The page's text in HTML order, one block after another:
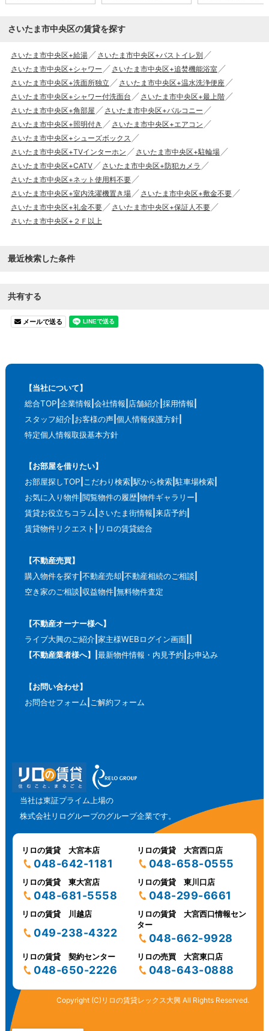
さいたま市中央区の賃貸を探す
さいたま市中央区+給湯
さいたま市中央区+バストイレ別
さいたま市中央区+シャワー
さいたま市中央区+追焚機能浴室
さいたま市中央区+洗面所独立
さいたま市中央区+温水洗浄便座
さいたま市中央区+シャワー付洗面台
さいたま市中央区+最上階
さいたま市中央区+角部屋
さいたま市中央区+バルコニー
さいたま市中央区+照明付き
さいたま市中央区+エアコン
さいたま市中央区+シューズボックス
さいたま市中央区+TVインターホン
さいたま市中央区+駐輪場
さいたま市中央区+CATV
さいたま市中央区+防犯カメラ
さいたま市中央区+ネット使用料不要
さいたま市中央区+室内洗濯機置き場
さいたま市中央区+敷金不要
さいたま市中央区+礼金不要
さいたま市中央区+保証人不要
さいたま市中央区+２Ｆ以上
最近検索した条件
共有する
メールで送る
【当社について】
総合TOP 企業情報 会社情報 店舗紹介 採用情報
スタッフ紹介 お客様の声 個人情報保護方針
特定個人情報取扱基本方針
【お部屋を借りたい】
お部屋探しTOP こだわり検索 駅から検索 駐車場検索
お気に入り物件 閲覧物件の履歴 物件ギャラリー
賃貸お役立ちコラム さいたま街情報 来店予約
賃貸物件リクエスト
リロの賃貸総合
【不動産売買】
購入物件を探す 不動産売却 不動産相続のご相談
空き家のご相談 収益物件 無料物件査定
【不動産オーナー様へ】
ライブ大興のご紹介 家主様WEBログイン画面
【不動産業者様へ】
最新物件情報・内見予約 お申込み
【お問い合わせ】
お問合せフォーム ご解約フォーム
当社は東証プライム上場の
株式会社リログループのグループ企業です。
リロの賃貸 大宮本店
048-642-1181
リロの賃貸 大宮西口店
048-658-0555
リロの賃貸 東大宮店
048-681-5558
リロの賃貸 東川口店
048-299-6661
リロの賃貸 川越店
049-238-4322
リロの賃貸 大宮西口情報セン
ター
048-662-9928
リロの賃貸 契約センター
048-650-2226
リロの売買 大宮東口店
048-643-0888
Copyright (C)リロの賃貸レックス大興 All Rights Reserved.